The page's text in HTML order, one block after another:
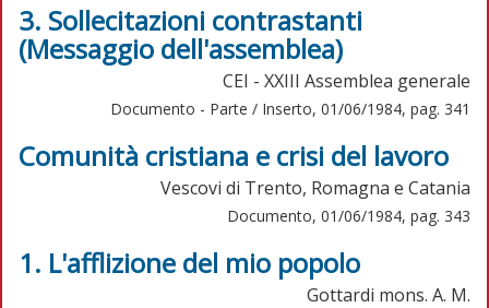
3. Sollecitazioni contrastanti
(Messaggio dell'assemblea)
CEI - XXIII Assemblea generale
Documento - Parte / Inserto, 01/06/1984, pag. 341
Comunità cristiana e crisi del lavoro
Vescovi di Trento, Romagna e Catania
Documento, 01/06/1984, pag. 343
1. L'afflizione del mio popolo
Gottardi mons. A. M.